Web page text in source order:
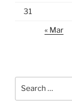
31
« Mar